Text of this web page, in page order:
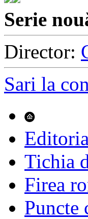
Serie
Director:
Sari la
Tichia
Firea
Puncte